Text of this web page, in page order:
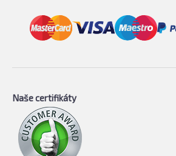
Naše certifikáty